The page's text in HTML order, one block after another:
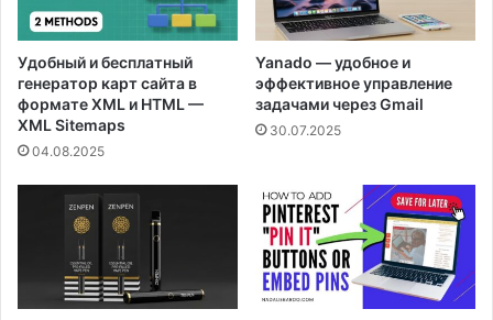
Удобный и бесплатный
генератор карт сайта в
формате XML и HTML —
XML Sitemaps
04.08.2025
Yanado — удобное и
эффективное управление
задачами через Gmail
30.07.2025